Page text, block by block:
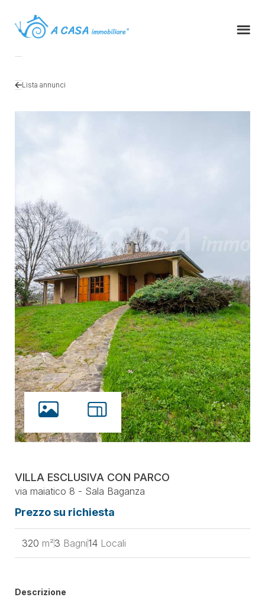
Lista annunci
VILLA ESCLUSIVA CON PARCO
via maiatico 8 - Sala Baganza
Prezzo su richiesta
320 m²3 Bagni14 Locali
Descrizione